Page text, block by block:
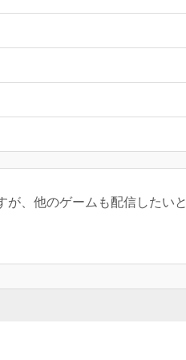
が、他のゲームも配信したいと